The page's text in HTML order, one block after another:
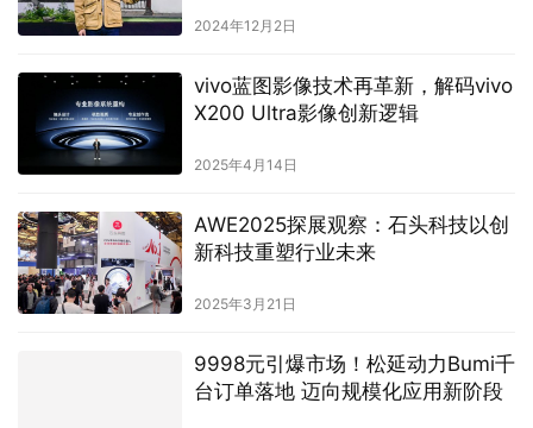
2024年12月2日
vivo蓝图影像技术再革新，解码vivo
X200 Ultra影像创新逻辑
2025年4月14日
AWE2025探展观察：石头科技以创
新科技重塑行业未来
2025年3月21日
9998元引爆市场！松延动力Bumi千
台订单落地 迈向规模化应用新阶段